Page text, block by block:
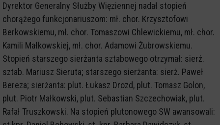
Dyrektor Generalny Służby Więziennej nadał stopień
chorążego funkcjonariuszom: mł. chor. Krzysztofowi
Berkowskiemu, mł. chor. Tomaszowi Chlewickiemu, mł. chor.
Kamili Małkowskiej, mł. chor. Adamowi Żubrowskiemu.
Stopień starszego sierżanta sztabowego otrzymał: sierż.
sztab. Mariusz Sieruta; starszego sierżanta: sierż. Paweł
Bereza; sierżanta: plut. Łukasz Drozd, plut. Tomasz Golon,
plut. Piotr Małkowski, plut. Sebastian Szczechowiak, plut.
Rafał Truszkowski. Na stopień plutonowego SW awansowali: